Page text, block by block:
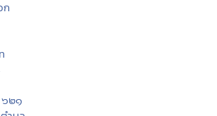
ก
๒๑